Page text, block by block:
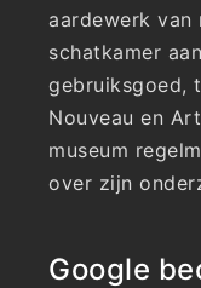
aardewerk van
schatkamer
gebruiksgoed,
Nouveau en
museum
over zijn
Google